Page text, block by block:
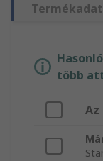
több
Az